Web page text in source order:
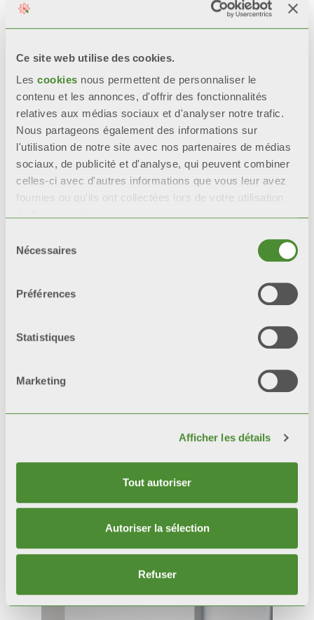
Ce site web utilise des cookies.
Les cookies nous permettent de personnaliser le
contenu et les annonces, d'offrir des fonctionnalités
relatives aux médias sociaux et d'analyser notre trafic.
Nous partageons également des informations sur
l'utilisation de notre site avec nos partenaires de médias
sociaux, de publicité et d'analyse, qui peuvent combiner
celles-ci avec d'autres informations que vous leur avez
fournies ou qu'ils ont collectées lors de votre utilisation
Nécessaires
Préférences
Statistiques
Marketing
Afficher les détails
Tout autoriser
Autoriser la sélection
Refuser
RÉSISTANCE CERTIFIÉE
accélérée*, les radiateurs
avec une double couche de
peinturerestent 200%
plus
intacts que les radiateurs
avec une seule couche de
peinture.
*tests de référence : test en
brouillard salin et test
humidistatique.
Produits
connexes